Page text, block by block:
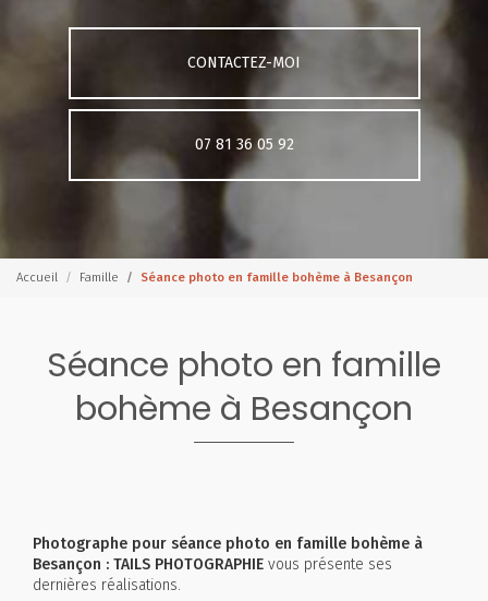
CONTACTEZ-MOI
07 81 36 05 92
Accueil Famille Séance photo en famille bohème à Besançon
Séance photo en famille
bohème à Besançon
Photographe pour séance photo en famille bohème à
Besançon : TAILS PHOTOGRAPHIE vous présente ses
dernières réalisations.